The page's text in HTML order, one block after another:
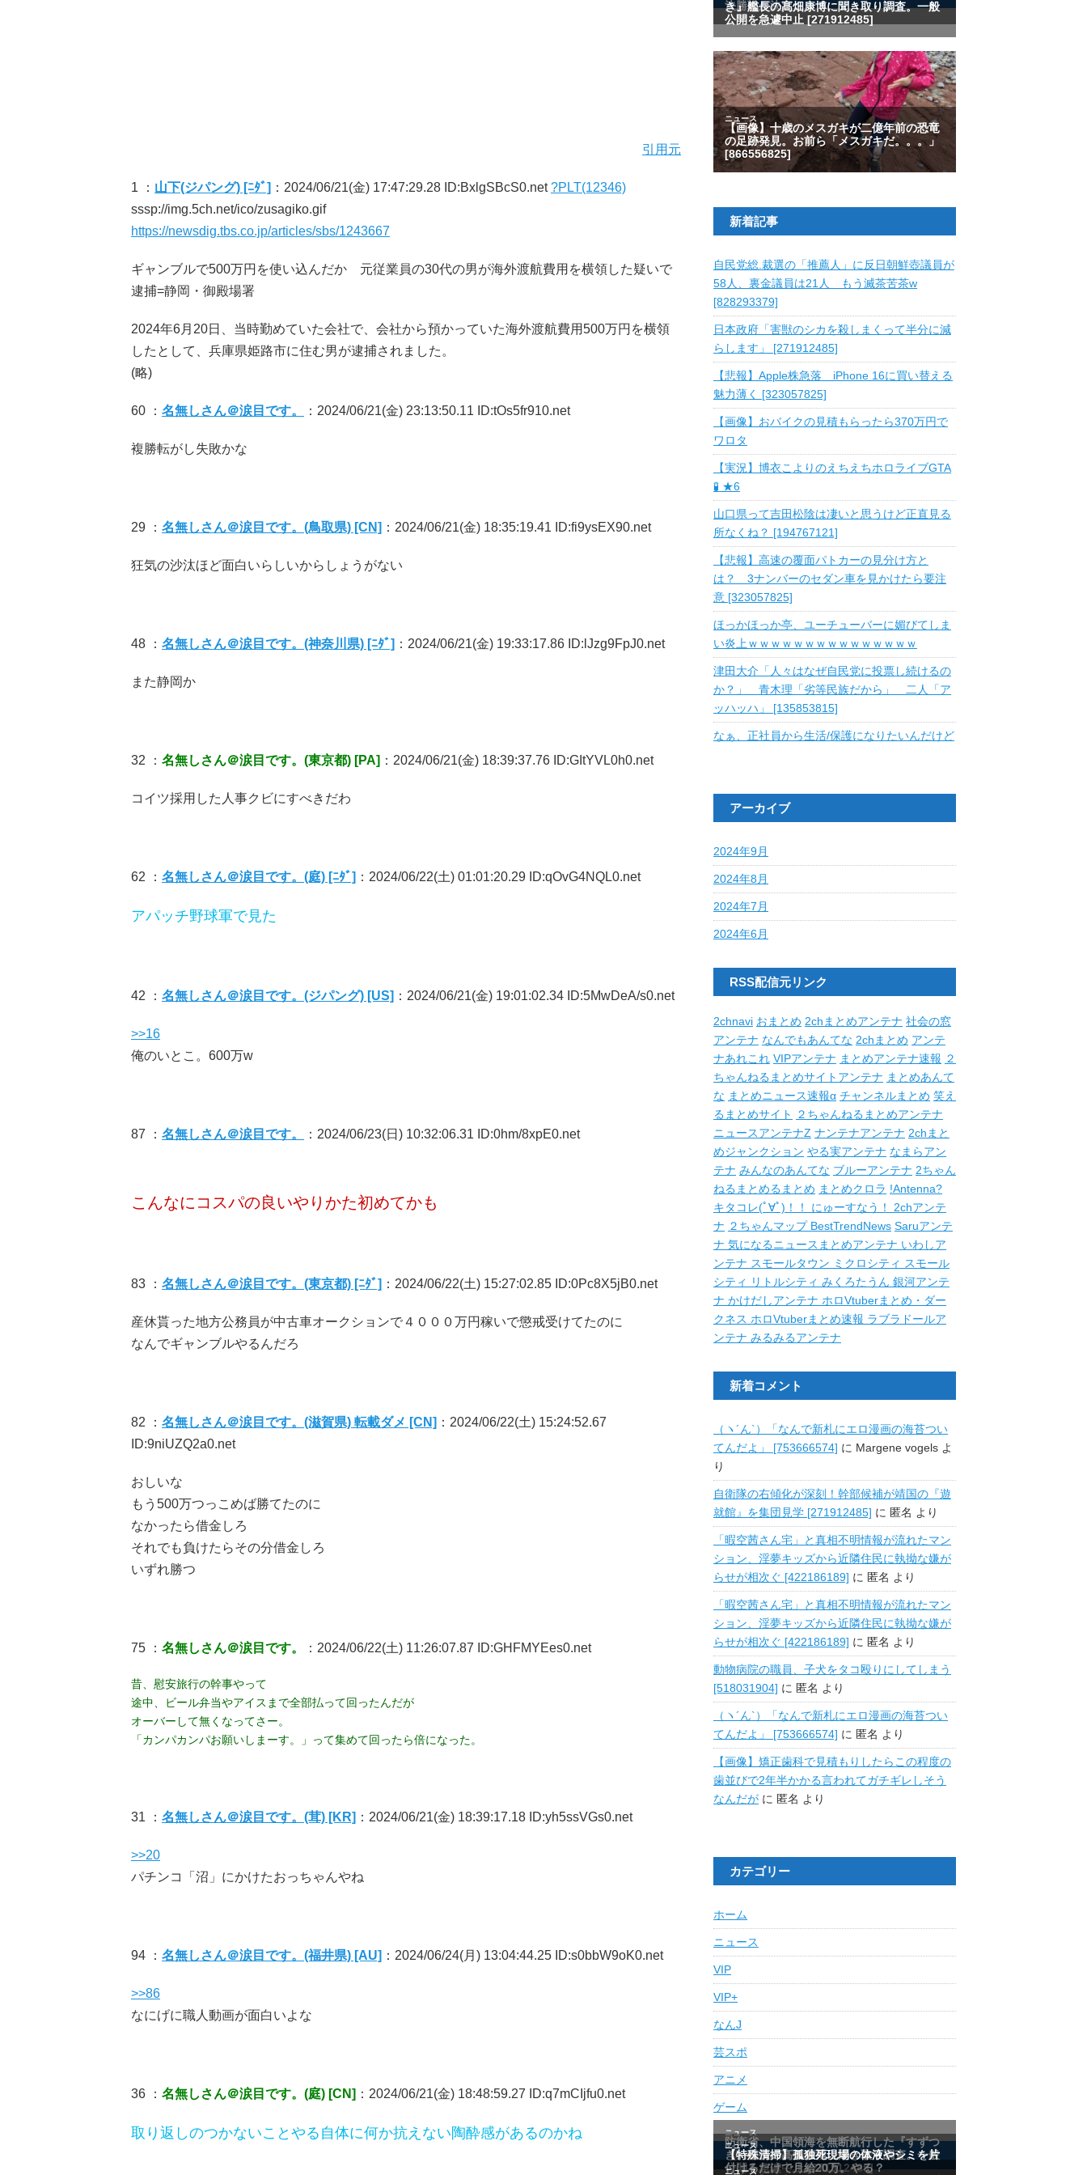
引用元
1 ： 山下(ジパング) [ﾆﾀﾞ] ：2024/06/21(金) 17:47:29.28 ID:BxlgSBcS0.net?PLT(12346)
sssp://img.5ch.net/ico/zusagiko.gif
https://newsdig.tbs.co.jp/articles/sbs/1243667
ギャンブルで500万円を使い込んだか 元従業員の30代の男が海外渡航費用を横領した疑いで
逮捕=静岡・御殿場署
2024年6月20日、当時勤めていた会社で、会社から預かっていた海外渡航費用500万円を横領
したとして、兵庫県姫路市に住む男が逮捕されました。
(略)
60 ： 名無しさん＠涙目です。 ：2024/06/21(金) 23:13:50.11 ID:tOs5fr910.net
複勝転がし失敗かな
29 ： 名無しさん＠涙目です。(鳥取県) [CN] ：2024/06/21(金) 18:35:19.41 ID:fi9ysEX90.net
狂気の沙汰ほど面白いらしいからしょうがない
48 ： 名無しさん＠涙目です。(神奈川県) [ﾆﾀﾞ] ：2024/06/21(金) 19:33:17.86 ID:lJzg9FpJ0.net
また静岡か
32 ： 名無しさん＠涙目です。(東京都) [PA] ：2024/06/21(金) 18:39:37.76 ID:GItYVL0h0.net
コイツ採用した人事クビにすべきだわ
62 ： 名無しさん＠涙目です。(庭) [ﾆﾀﾞ] ：2024/06/22(土) 01:01:20.29 ID:qOvG4NQL0.net
アパッチ野球軍で見た
42 ： 名無しさん＠涙目です。(ジパング) [US] ：2024/06/21(金) 19:01:02.34 ID:5MwDeA/s0.net
>>16
俺のいとこ。600万w
87 ： 名無しさん＠涙目です。 ：2024/06/23(日) 10:32:06.31 ID:0hm/8xpE0.net
こんなにコスパの良いやりかた初めてかも
83 ： 名無しさん＠涙目です。(東京都) [ﾆﾀﾞ] ：2024/06/22(土) 15:27:02.85 ID:0Pc8X5jB0.net
産休貰った地方公務員が中古車オークションで４０００万円稼いで懲戒受けてたのに
なんでギャンブルやるんだろ
82 ： 名無しさん＠涙目です。(滋賀県) 転載ダメ [CN] ：2024/06/22(土) 15:24:52.67
ID:9niUZQ2a0.net
おしいな
もう500万つっこめば勝てたのに
なかったら借金しろ
それでも負けたらその分借金しろ
いずれ勝つ
75 ： 名無しさん＠涙目です。 ：2024/06/22(土) 11:26:07.87 ID:GHFMYEes0.net
昔、慰安旅行の幹事やって
途中、ビール弁当やアイスまで全部払って回ったんだが
オーバーして無くなってさー。
「カンパカンパお願いしまーす。」って集めて回ったら倍になった。
31 ： 名無しさん＠涙目です。(茸) [KR] ：2024/06/21(金) 18:39:17.18 ID:yh5ssVGs0.net
>>20
パチンコ「沼」にかけたおっちゃんやね
94 ： 名無しさん＠涙目です。(福井県) [AU] ：2024/06/24(月) 13:04:44.25 ID:s0bbW9oK0.net
>>86
なにげに職人動画が面白いよな
36 ： 名無しさん＠涙目です。(庭) [CN] ：2024/06/21(金) 18:48:59.27 ID:q7mCIjfu0.net
取り返しのつかないことやる自体に何か抗えない陶酔感があるのかね
新着記事
自民党総.裁選の「推薦人」に反日朝鮮壺議員が
58人、裏金議員は21人 もう滅茶苦茶w
[828293379]
日本政府「害獣のシカを殺しまくって半分に減
らします」 [271912485]
【悲報】Apple株急落 iPhone 16に買い替える
魅力薄く [323057825]
【画像】おバイクの見積もらったら370万円で
ワロタ
【実況】博衣こよりのえちえちホロライブGTA
🧪 ★6
山口県って吉田松陰は凄いと思うけど正直見る
所なくね？ [194767121]
【悲報】高速の覆面パトカーの見分け方と
は？ 3ナンバーのセダン車を見かけたら要注
意 [323057825]
ほっかほっか亭、ユーチューバーに媚びてしま
い炎上ｗｗｗｗｗｗｗｗｗｗｗｗｗｗｗ
津田大介「人々はなぜ自民党に投票し続けるの
か？」 青木理「劣等民族だから」 二人「ア
ッハッハ」 [135853815]
なぁ、正社員から生活/保護になりたいんだけど
アーカイブ
2024年9月
2024年8月
2024年7月
2024年6月
RSS配信元リンク
2chnavi おまとめ 2chまとめアンテナ 社会の窓
アンテナ なんでもあんてな 2chまとめ アンテ
ナあれこれ VIPアンテナ まとめアンテナ速報 ２
ちゃんねるまとめサイトアンテナ まとめあんて
な まとめニュース速報α チャンネルまとめ 笑え
るまとめサイト
２ちゃんねるまとめアンテナ
ニュースアンテナZ ナンテナアンテナ 2chまと
めジャンクション やる実アンテナ なまらアン
テナ みんなのあんてな ブルーアンテナ 2ちゃん
ねるまとめるまとめ まとめクロラ !Antenna?
キタコレ(ﾟ∀ﾟ)！！ にゅーすなう！ 2chアンテ
ナ ２ちゃんマップ BestTrendNews Saruアンテ
ナ 気になるニュースまとめアンテナ いわしア
ンテナ スモールタウン ミクロシティ スモール
シティ
リトルシティ みくろたうん 銀河アンテ
ナ かけだしアンテナ ホロVtuberまとめ・ダー
クネス ホロVtuberまとめ速報 ラブラドールア
ンテナ みるみるアンテナ
新着コメント
（ヽ´ん`）「なんで新札にエロ漫画の海苔つい
てんだよ」 [753666574] に Margene vogels よ
り
自衛隊の右傾化が深刻！幹部候補が靖国の『遊
就館』を集団見学 [271912485] に 匿名 より
「暇空茜さん宅」と真相不明情報が流れたマン
ション、淫夢キッズから近隣住民に執拗な嫌が
らせが相次ぐ [422186189] に 匿名 より
「暇空茜さん宅」と真相不明情報が流れたマン
ション、淫夢キッズから近隣住民に執拗な嫌が
らせが相次ぐ [422186189] に 匿名 より
動物病院の職員、子犬をタコ殴りにしてしまう
[518031904] に 匿名 より
（ヽ´ん`）「なんで新札にエロ漫画の海苔つい
てんだよ」 [753666574] に 匿名 より
【画像】矯正歯科で見積もりしたらこの程度の
歯並びで2年半かかる言われてガチギレしそう
なんだが に 匿名 より
カテゴリー
ホーム
ニュース
VIP
VIP+
なんJ
芸スポ
アニメ
ゲーム
最近の人気記事ランキング